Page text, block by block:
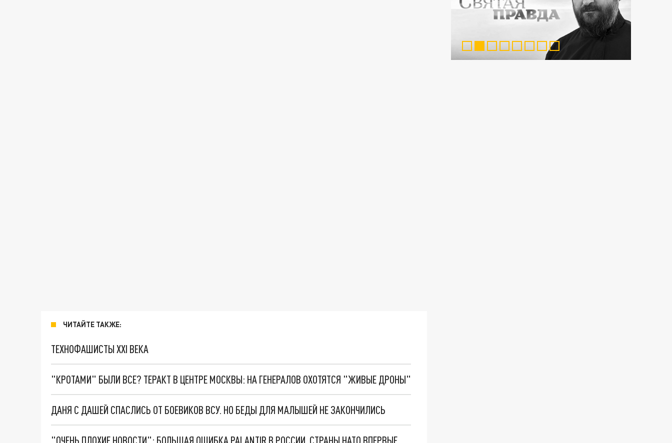
ЧИТАЙТЕ ТАКЖЕ:
ТЕХНОФАШИСТЫ XXI ВЕКА
"КРОТАМИ" БЫЛИ ВСЕ? ТЕРАКТ В ЦЕНТРЕ МОСКВЫ: НА ГЕНЕРАЛОВ ОХОТЯТСЯ "ЖИВЫЕ ДРОНЫ"
ДАНЯ С ДАШЕЙ СПАСЛИСЬ ОТ БОЕВИКОВ ВСУ. НО БЕДЫ ДЛЯ МАЛЫШЕЙ НЕ ЗАКОНЧИЛИСЬ